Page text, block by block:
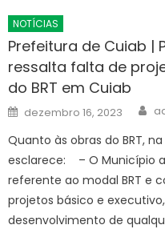
NOTÍCIAS
Prefeitura de Cuiab |
ressalta falta de
do BRT em Cuiab
Posted
on
dezembro 16, 2023
Quanto às obras do BRT,
esclarece: – O Município
referente ao modal BRT e
projetos básico e
desenvolvimento de